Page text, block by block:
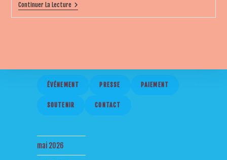
Continuer La LecturePromotion
D’août
ÉVÉNEMENT PRESSE PAIEMENT
SOUTENIR CONTACT
mai 2026